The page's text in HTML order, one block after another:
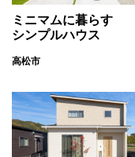
ミニマムに暮らす
シンプルハウス
高松市